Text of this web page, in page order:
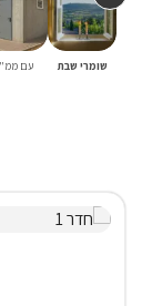
שומרי שבת עם